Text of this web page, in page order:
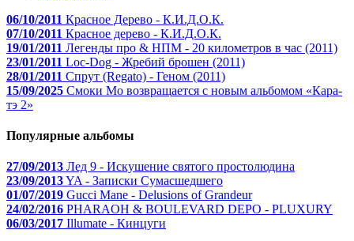
06/10/2011 Красное Дерево - К.И.Д.О.К.
07/10/2011 Красное дерево - К.И.Д.О.К.
19/01/2011 Легенды про & НПМ - 20 километров в час (2011)
23/01/2011 Loc-Dog - Жребий брошен (2011)
28/01/2011 Спрут (Regato) - Геном (2011)
15/09/2025 Смоки Мо возвращается с новым альбомом «Кара-
тэ 2»
Популярные альбомы
27/09/2013 Лед 9 - Искушение святого простолюдина
23/09/2013YA - Записки Сумасшедшего
01/07/2019 Gucci Mane - Delusions of Grandeur
24/02/2016 PHARAOH & BOULEVARD DEPO - PLUXURY
06/03/2017 Illumate - Кинцуги